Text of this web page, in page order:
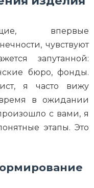
впервые
чувствуют
запутанной:
бюро, фонды.
я часто вижу
в ожидании
с вами, я
этапы. Это